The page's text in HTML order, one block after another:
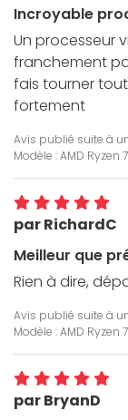
Incroyable
Un processeur
franchement
fais tourner
fortement
Avis publié suite à
Modèle : AMD Ryzen
par RichardC
Meilleur que
Rien à dire,
Avis publié suite à
Modèle : AMD Ryzen
par BryanD